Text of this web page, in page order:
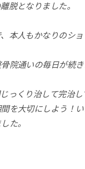
脱となりました。
本人もかなりのショ
院通いの毎日が続き
っくり治して完治
を大切にしよう！
た。